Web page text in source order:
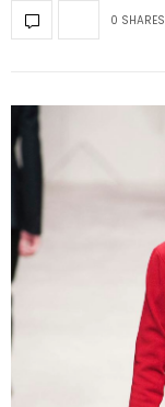
0 SHARES